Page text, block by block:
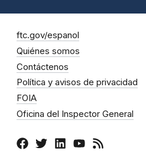
ftc.gov/espanol
Quiénes somos
Contáctenos
Política y avisos de privacidad
FOIA
Oficina del Inspector General